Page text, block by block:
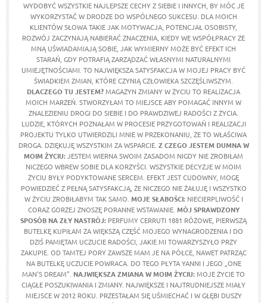
WYDOBYĆ WSZYSTKIE NAJLEPSZE CECHY Z SIEBIE I INNYCH, BY MÓC JE
WYKORZYSTAĆ W DRODZE DO WSPÓLNEGO SUKCESU. DLA MOICH
KLIENTÓW SŁOWA TAKIE JAK MOTYWACJA, POTENCJAŁ OSOBISTY,
ROZWÓJ ZACZYNAJĄ NABIERAĆ ZNACZENIA, KIEDY WE WSPÓŁPRACY ZE
MNĄ UŚWIADAMIAJĄ SOBIE, JAK WYMIERNY MOŻE BYĆ EFEKT ICH
STARAŃ, GDY POTRAFIĄ ZARZĄDZAĆ WŁASNYMI NATURALNYMI
UMIEJĘTNOŚCIAMI. TO NAJWIĘKSZA SATYSFAKCJA W MOJEJ PRACY BYĆ
ŚWIADKIEM ZMIAN, KTÓRE CZYNIĄ CZŁOWIEKA SZCZĘŚLIWSZYM.
DLACZEGO TU JESTEM?MAGAZYN ZMIANY W ŻYCIU TO REALIZACJA
MOICH MARZEŃ. STWORZYŁAM TO MIEJSCE ABY POMAGAĆ INNYM W
ZNALEZIENIU DROGI DO SIEBIE I DO PRAWDZIWEJ RADOŚCI Z ŻYCIA.
LUDZIE, KTÓRYCH POZNAŁAM W PROCESIE PRZYGOTOWAŃ I REALIZACJI
PROJEKTU TYLKO UTWIERDZILI MNIE W PRZEKONANIU, ŻE TO WŁAŚCIWA
DROGA. DZIĘKUJĘ WSZYSTKIM ZA WSPARCIE. Z CZEGO JESTEM DUMNA W
MOIM ŻYCIU:JESTEM WIERNA SWOIM ZASADOM NIGDY NIE ZROBIŁAM
NICZEGO WBREW SOBIE DLA KORZYŚCI. WSZYSTKIE DECYZJE W MOIM
ŻYCIU BYŁY PODYKTOWANE SERCEM. EFEKT JEST CUDOWNY, MOGĘ
POWIEDZIEĆ Z PEŁNĄ SATYSFAKCJĄ, ŻE NICZEGO NIE ŻAŁUJĘ I WSZYSTKO
W ŻYCIU ZROBIŁABYM TAK SAMO. MOJE SŁABOŚCI:NIECIERPLIWOŚĆ I
CORAZ GORZEJ ZNOSZĘ PORANNE WSTAWANIE. MÓJ SPRAWDZONY
SPOSÓB NA ZŁY NASTRÓJ: PERFUMY CERRUTI 1881 RÓŻOWE, PIERWSZĄ
BUTELKĘ KUPIŁAM ZA WIĘKSZĄ CZĘŚĆ MOJEGO WYNAGRODZENIA I DO
DZIŚ PAMIĘTAM UCZUCIE RADOŚCI, JAKIE MI TOWARZYSZYŁO PRZY
ZAKUPIE. OD TAMTEJ PORY ZAWSZE MAM JE NA PÓŁCE, NAWET PATRZĄC
NA BUTELKĘ UCZUCIE POWRACA. DO TEGO PŁYTA YANNI I JEGO „ONE
MAN'S DREAM”. NAJWIĘKSZA ZMIANA W MOIM ŻYCIU:MOJE ŻYCIE TO
CIĄGŁE POSZUKIWANIA I ZMIANY. NAJWIĘKSZE I NAJTRUDNIEJSZE MIAŁY
MIEJSCE W 2012 ROKU. PRZESTAŁAM SIĘ UŚMIECHAĆ I W GŁĘBI DUSZY